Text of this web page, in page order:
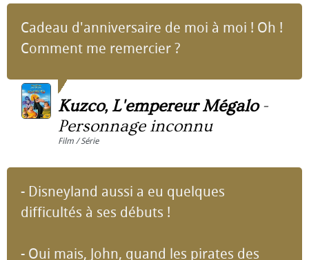
Cadeau d'anniversaire de moi à moi ! Oh !
Comment me remercier ?
Kuzco, L'empereur Mégalo-
Personnage inconnu
Film / Série
- Disneyland aussi a eu quelques
difficultés à ses débuts !
- Oui mais, John, quand les pirates des